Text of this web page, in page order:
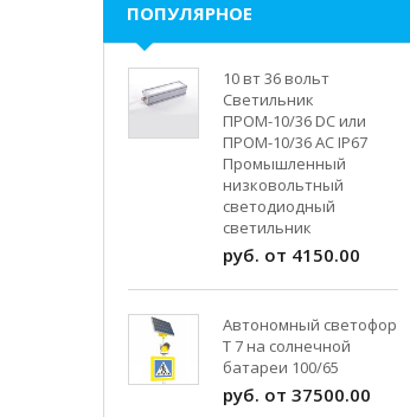
ПОПУЛЯРНОЕ
10 вт 36 вольт
Светильник
ПРОМ-10/36 DC или
ПРОМ-10/36 AC IP67
Промышленный
низковольтный
светодиодный
светильник
руб. от 4150.00
Автономный светофор
Т 7 на солнечной
батареи 100/65
руб. от 37500.00